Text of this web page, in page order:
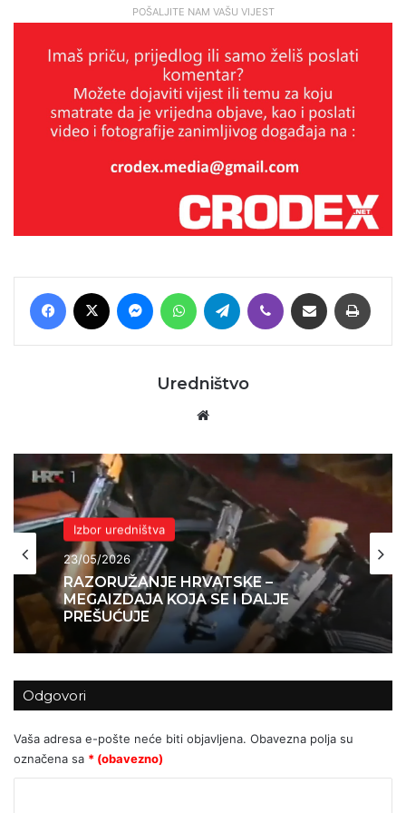
POŠALJITE NAM VAŠU VIJEST
Facebook MessengerWhatsAppTelegram Viber Podijeli putem E-maila
Uredništvo
Izbor uredništva
23/05/2026
RAZORUŽANJE HRVATSKE –
MEGAIZDAJA KOJA SE I DALJE
PREŠUĆUJE
Odgovori
Vaša adresa e-pošte neće biti objavljena. Obavezna polja su
označena sa * (obavezno)